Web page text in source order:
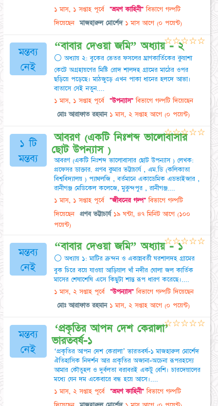
১ মাস, ১ সপ্তাহ পূর্বে "ভ্রমণ কাহিনী"বিভাগে গল্পটি
দিয়েছেন
মাজহারুল মোর্শেদ ১ মাস আগে (০ পয়েন্ট)
মন্তব্য
নেই
​“বাবার দেওয়া জমি” অধ্যায় - ২
⚪ অধ্যায় ২: বুকের ভেতর ফসলের ঘ্রাণ ​কার্তিকের কুয়াশা
কেটে অগ্রহায়ণের মিষ্টি রোদ শালদহ গ্রামের মাঠের ওপর
ছড়িয়ে পড়েছে। মাঠজুড়ে এখন পাকা ধানের হলদে আভা।
বাতাসে সেই নতুন....
১ মাস, ১ সপ্তাহ পূর্বে "উপন্যাস"বিভাগে গল্পটি দিয়েছেন
মোঃ আরাফাত রহমান ১ মাস, ২ সপ্তাহ আগে (০ পয়েন্ট)
☆☆☆☆☆
১ টি
মন্তব্য
আবরণ (একটি নিঃশব্দ ভালোবাসার
ছোট উপন্যাস )
আবরণ (একটি নিঃশব্দ ভালোবাসার ছোট উপন্যাস ) লেখক:
প্রফেসর ডাক্তার. প্রণব কুমার ভট্টাচার্য , এম.ডি (কলিকাতা
বিশ্ববিদ্যালয় ) প্যাথলজি , বর্তমানে একাডেমিক এডভাইজার ,
রানীগঞ্জ মেডিকেল কলেজে, মুকুন্দপুর , রানীগঞ্জ....
১ মাস, ১ সপ্তাহ পূর্বে "জীবনের গল্প"বিভাগে গল্পটি
দিয়েছেন
প্রণব ভট্টাচার্য ১৯ ঘন্টা, ৪৭ মিনিট আগে (১০০
পয়েন্ট)
☆☆☆☆☆
মন্তব্য
নেই
​“বাবার দেওয়া জমি” অধ্যায় - ১
⚪ অধ্যায় ১: মাটির ক্রন্দন ও একান্নবর্তী ঘর ​শালদহ গ্রামের
বুক চিরে বয়ে যাওয়া আড়িয়াল খাঁ নদীর ঘোলা জল কার্তিক
মাসের শেষাশেষি এসে কিছুটা শান্ত রূপ ধারণ করেছে।....
১ মাস, ২ সপ্তাহ পূর্বে "উপন্যাস"বিভাগে গল্পটি দিয়েছেন
মোঃ আরাফাত রহমান ১ মাস, ২ সপ্তাহ আগে (০ পয়েন্ট)
☆☆☆☆☆
মন্তব্য
নেই
‘প্রকৃতির আপন দেশ কেরালা’
ভারতবর্ষ-১
‘প্রকৃতির আপন দেশ কেরালা’ ভারতবর্ষ-১ মাজহারুল মোর্শেদ
ঐতিহাসিক নিদর্শন আর প্রকৃতির অজানা-অচেনা রূপরহস্যে
আমার কৌতুহল ও দুর্বলতা বরাবরই একটু বেশি। চারদেয়ালের
মধ্যে যেন দম একেবারে বন্ধ হয়ে আসে।....
১ মাস, ২ সপ্তাহ পূর্বে "ভ্রমণ কাহিনী"বিভাগে গল্পটি
☆☆☆☆☆